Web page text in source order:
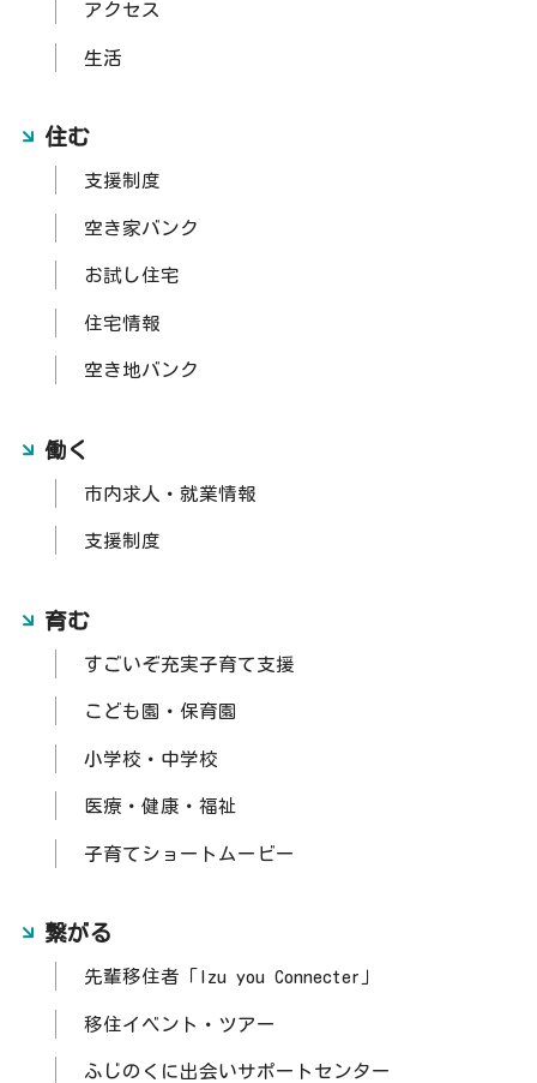
アクセス
生活
住む
支援制度
空き家バンク
お試し住宅
住宅情報
空き地バンク
働く
市内求人・就業情報
支援制度
育む
すごいぞ充実子育て支援
こども園・保育園
小学校・中学校
医療・健康・福祉
子育てショートムービー
繋がる
先輩移住者「Izu you Connecter」
移住イベント・ツアー
ふじのくに出会いサポートセンター